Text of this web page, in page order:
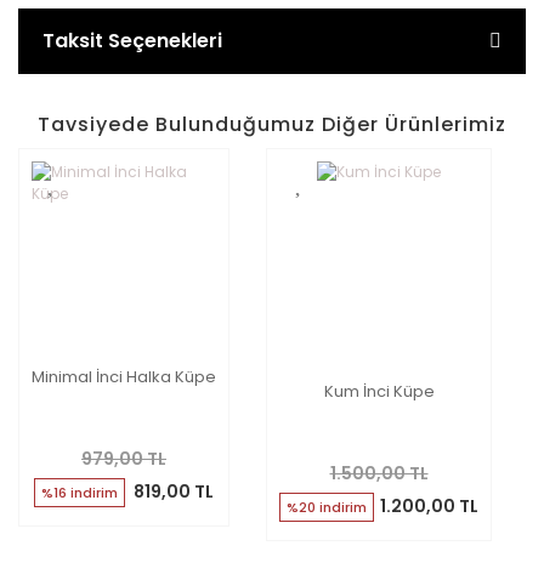
Taksit Seçenekleri
Tavsiyede Bulunduğumuz Diğer Ürünlerimiz
Minimal İnci Halka Küpe
979,00 TL
%16 indirim 819,00 TL
Kum İnci Küpe
1.500,00 TL
%20 indirim 1.200,00 TL